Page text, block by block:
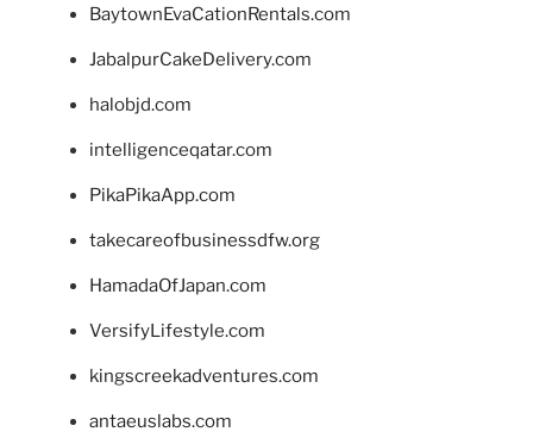
BaytownEvaCationRentals.com
JabalpurCakeDelivery.com
halobjd.com
intelligenceqatar.com
PikaPikaApp.com
takecareofbusinessdfw.org
HamadaOfJapan.com
VersifyLifestyle.com
kingscreekadventures.com
antaeuslabs.com